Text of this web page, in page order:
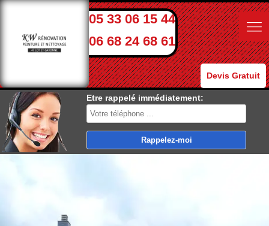
05 33 06 15 44
06 68 24 68 61
Devis Gratuit
Etre rappelé immédiatement: